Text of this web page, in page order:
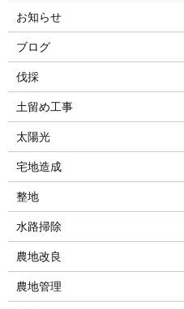
お知らせ
ブログ
伐採
土留め工事
太陽光
宅地造成
整地
水路掃除
農地改良
農地管理